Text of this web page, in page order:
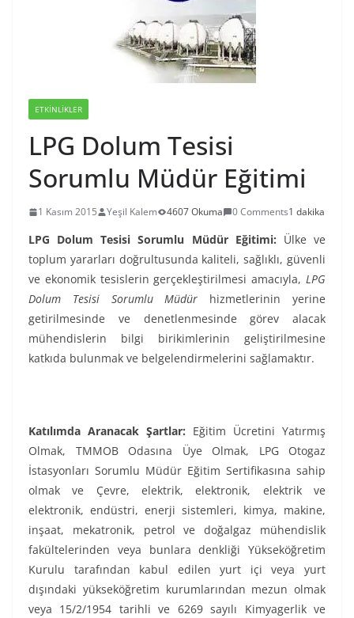
ETKINLIKLER
LPG Dolum Tesisi
Sorumlu Müdür Eğitimi
1 Kasım 2015 Yeşil Kalem 4607 Okuma 0 Comments1 dakika
LPG Dolum Tesisi Sorumlu Müdür Eğitimi: Ülke ve
toplum yararları doğrultusunda kaliteli, sağlıklı, güvenli
ve ekonomik tesislerin gerçekleştirilmesi amacıyla, LPG
Dolum Tesisi Sorumlu Müdür hizmetlerinin yerine
getirilmesinde ve denetlenmesinde görev alacak
mühendislerin bilgi birikimlerinin geliştirilmesine
katkıda bulunmak ve belgelendirmelerini sağlamaktır.
Katılımda Aranacak Şartlar: Eğitim Ücretini Yatırmış
Olmak, TMMOB Odasına Üye Olmak, LPG Otogaz
İstasyonları Sorumlu Müdür Eğitim Sertifikasına sahip
olmak ve Çevre, elektrik, elektronik, elektrik ve
elektronik, endüstri, enerji sistemleri, kimya, makine,
inşaat, mekatronik, petrol ve doğalgaz mühendislik
fakültelerinden veya bunlara denkliği Yükseköğretim
Kurulu tarafından kabul edilen yurt içi veya yurt
dışındaki yükseköğretim kurumlarından mezun olmak
veya 15/2/1954 tarihli ve 6269 sayılı Kimyagerlik ve